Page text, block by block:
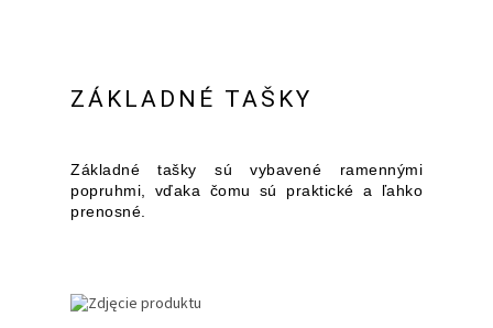
ZÁKLADNÉ TAŠKY
Základné tašky sú vybavené ramennými
popruhmi, vďaka čomu sú praktické a ľahko
prenosné.